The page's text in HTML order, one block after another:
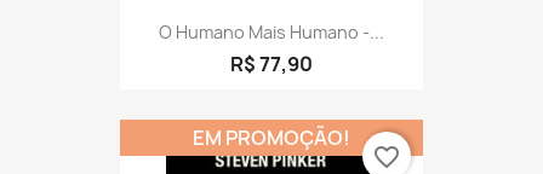
O Humano Mais Humano -...
R$ 77,90
EM PROMOÇÃO!
favorite_border